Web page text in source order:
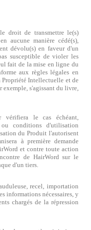
droit de transmettre le(s)
aucune manière cédé(s),
dévolu(s) en faveur d'un
susceptible de violer les
fait de la mise en ligne du
aux règles légales en
Propriété Intellectuelle et de
s'agissant du livre,
vérifiera le cas échéant,
conditions d'utilisation
du Produit l'autorisent
à première demande
et contre toute action
de HairWord sur le
d'un tiers.
recel, importation
informations nécessaires, y
chargés de la répression